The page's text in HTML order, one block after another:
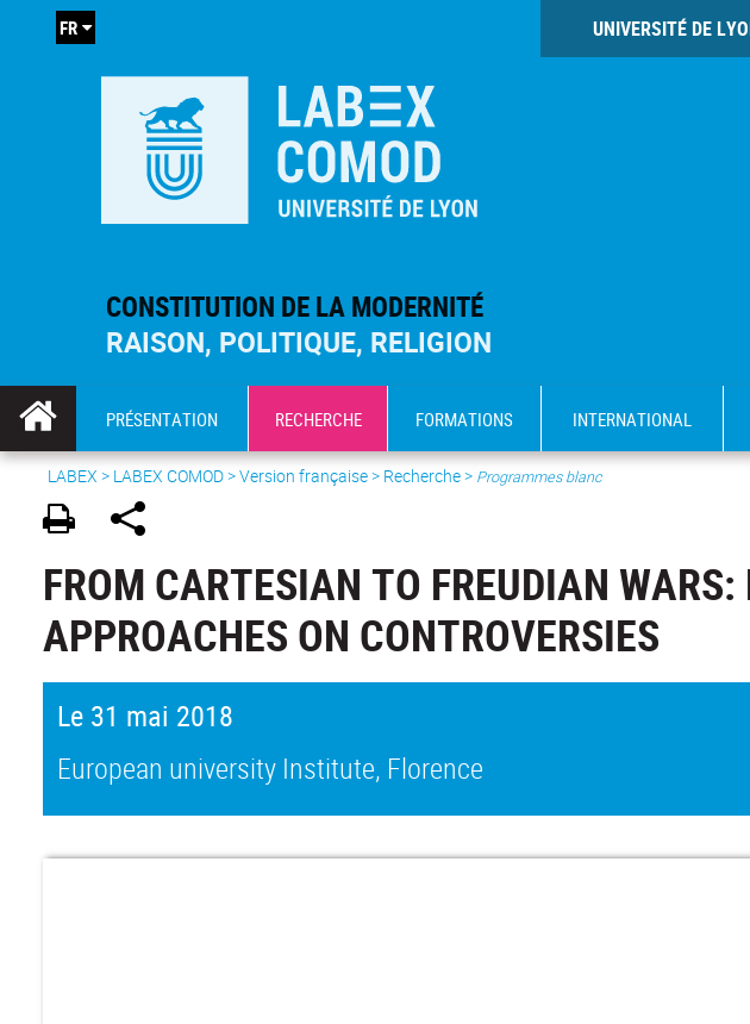
CONSTITUTION DE LA MODERNITÉ
RAISON, POLITIQUE, RELIGION
UNIVERSITÉ DE
FR
PRÉSENTATION RECHERCHE FORMATIONS INTERNATIONAL
LABEX > LABEX COMOD>Version française> Recherche > Programmes blanc
FROM CARTESIAN TO FREUDIAN WARS:
APPROACHES ON CONTROVERSIES
Le 31 mai 2018
European university Institute, Florence